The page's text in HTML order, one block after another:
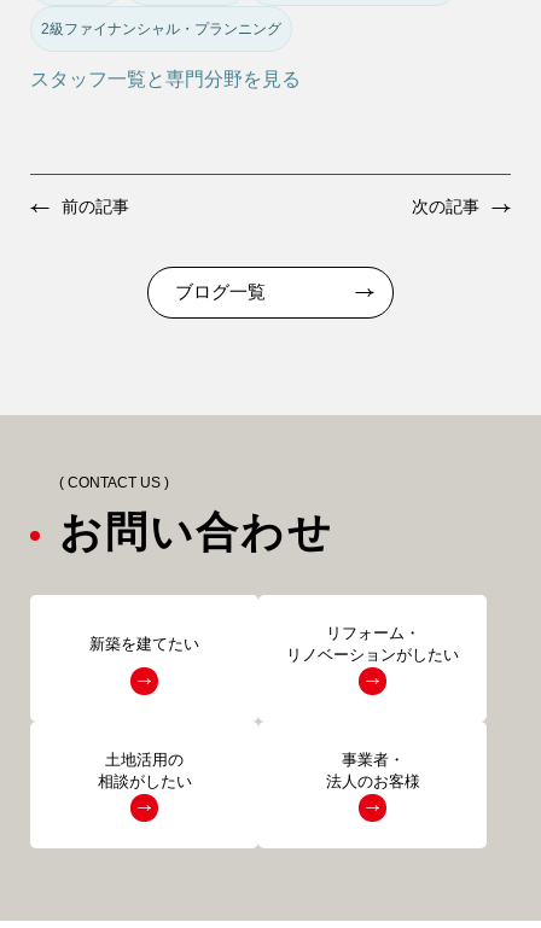
2級ファイナンシャル・プランニング
スタッフ一覧と専門分野を見る
前の記事 次の記事
ブログ一覧
( CONTACT US )
お問い合わせ
新築を建てたい
リフォーム・
リノベーションがしたい
土地活用の
相談がしたい
事業者・
法人のお客様